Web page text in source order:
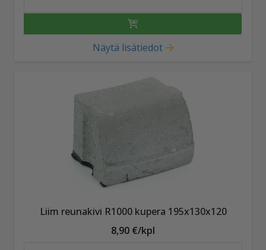
Näytä lisätiedot
Liim reunakivi R1000 kupera 195x130x120
8,90 €/kpl